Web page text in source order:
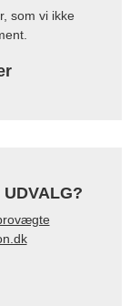
som vi ikke